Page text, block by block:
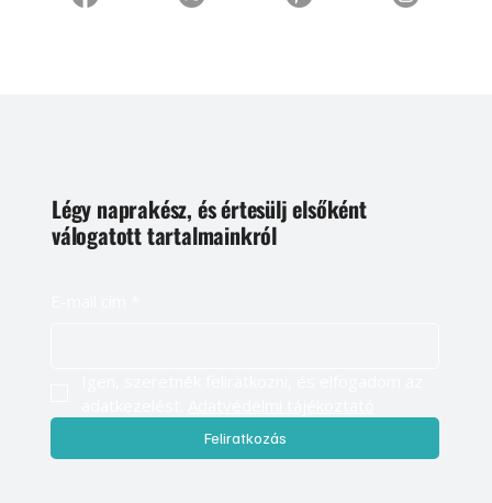
Légy naprakész, és értesülj elsőként
válogatott tartalmainkról
Feliratkozás